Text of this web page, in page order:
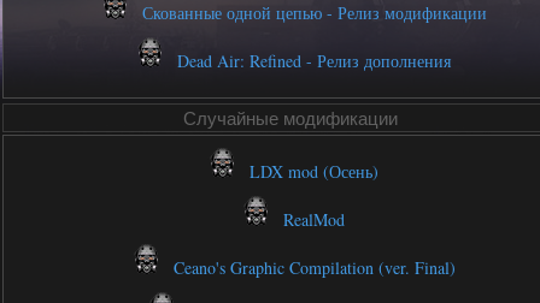
Скованные одной цепью - Релиз модификации
Dead Air: Refined - Релиз дополнения
Случайные модификации
LDX mod (Осень)
RealMod
Ceano's Graphic Compilation (ver. Final)